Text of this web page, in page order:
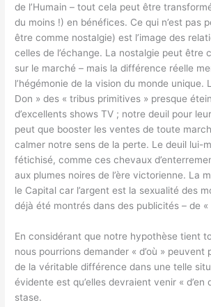
de l’Humain – tout cela peut être
du moins !) en bénéfices. Ce qui n’est pas
être comme nostalgie) est l’image des
celles de l’échange. La nostalgie peut être
sur le marché – mais la différence réelle
l’hégémonie de la vision du monde unique.
Don » des « tribus primitives » presque
d’excellents shows TV ; notre deuil pour
peut que booster les ventes de toute
calmer notre sens de la perte. Le deuil lui-
fétichisé, comme ces chevaux
aux plumes noires de l’ère victorienne. La
le Capital car l’argent est la sexualité des
déjà été montrés dans des publicités – de
En considérant que notre hypothèse tient
nous pourrions demander « d’où » peuvent
de la véritable différence dans une telle
évidente est qu’elles devraient venir « d’en
stase.